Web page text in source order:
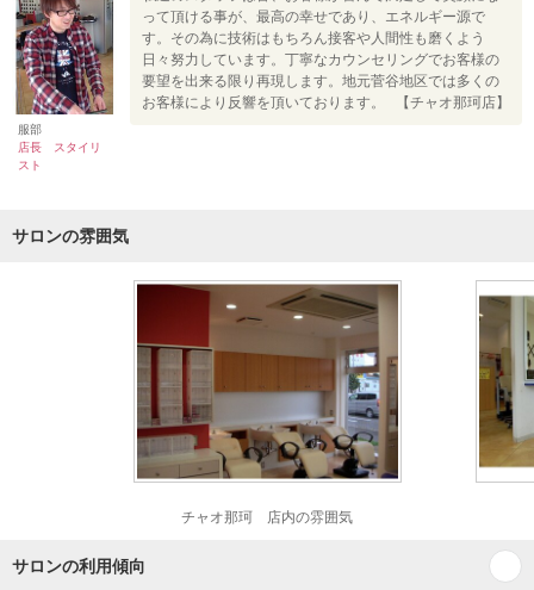
服部
店長 スタイリ
スト
って頂ける事が、最高の幸せであり、エネルギー源で
す。その為に技術はもちろん接客や人間性も磨くよう
日々努力しています。丁寧なカウンセリングでお客様の
要望を出来る限り再現します。地元菅谷地区では多くの
お客様により反響を頂いております。 【チャオ那珂店】
サロンの雰囲気
チャオ那珂 店内の雰囲気
サロンの利用傾向